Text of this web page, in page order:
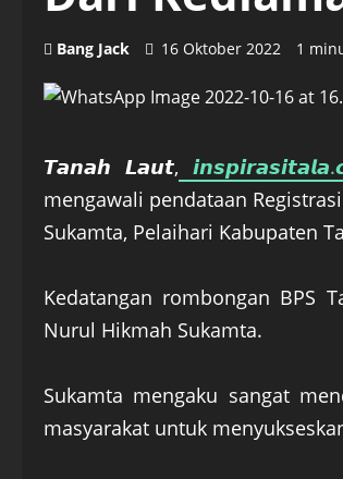
Bang Jack 16 Oktober 2022 1
𝙏𝙖𝙣𝙖𝙝 𝙇𝙖𝙪𝙩,
mengawali pendataan
Sukamta, Pelaihari Kabupaten
Kedatangan rombongan BPS
Nurul Hikmah Sukamta.
Sukamta mengaku sangat
masyarakat untuk